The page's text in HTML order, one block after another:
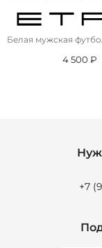
Белая мужская
4 500 ₽
+7